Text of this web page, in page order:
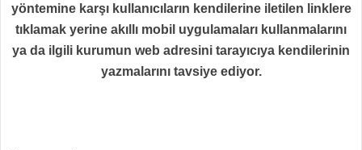
yöntemine karşı kullanıcıların kendilerine iletilen linklere
tıklamak yerine akıllı mobil uygulamaları kullanmalarını
ya da ilgili kurumun web adresini tarayıcıya kendilerinin
yazmalarını tavsiye ediyor.